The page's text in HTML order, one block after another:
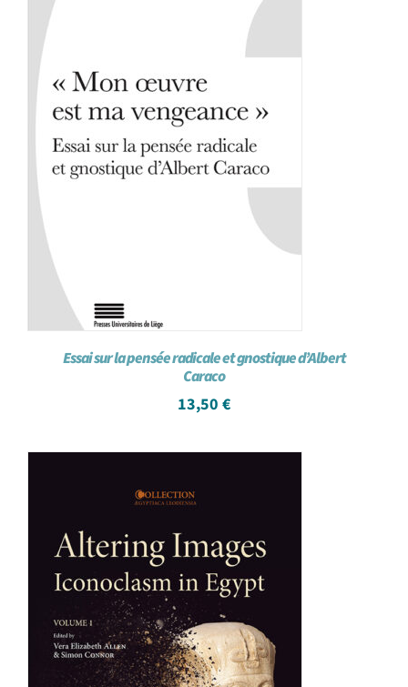
Essai sur la pensée radicale et gnostique d’Albert
Caraco
13,50 €